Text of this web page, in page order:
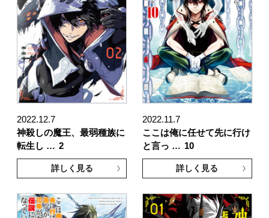
2022.12.7
神殺しの魔王、最弱種族に
転生し … 2
詳しく見る
2022.11.7
ここは俺に任せて先に行け
と言っ … 10
詳しく見る